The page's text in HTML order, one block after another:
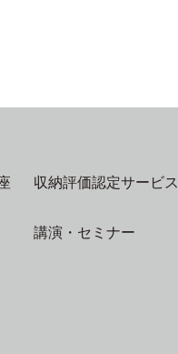
収納評価認定サービス
講演・セミナー